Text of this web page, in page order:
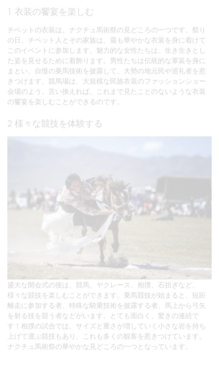
1 衣装の饗宴を楽しむ
チベットの衣装は、ナクチュ馬術祭の見どころの一つです。祭り
の日、チベット人とその家族は、最も華やかな衣装を身に着けて
このイベントに参加します。魅力的な女性たちは、生き生きとし
た姿を見せるために着飾ります。男性たちは伝統的な軍装を身に
まとい、自慢の乗馬技術を披露して、大勢の地元民や巡礼者を惹
きつけます。競馬場は、大規模な民族衣装のファッションショー
会場のよう。言い換えれば、これまで見たことのないような衣装
の饗宴を楽しむことができるのです。
2 様々な競技を体験する
盛大な開会式の後は、競馬、ヤクレース、相撲、石担ぎなど、
様々な競技を楽しむことができます。乗馬競技が始まると、短距
離走に参加する者、特殊な騎乗技術を披露する者、馬上から弓矢
を射る技を競う者などがいます。とても面白く、驚きの連続で
す！相撲の試合では、サイズと重さが増していく小さな岩を持ち
上げて運ぶ競技もあり、これも多くの観客を惹きつけています。
ナクチュ馬術祭の華やかな見どころの一つとなっています。